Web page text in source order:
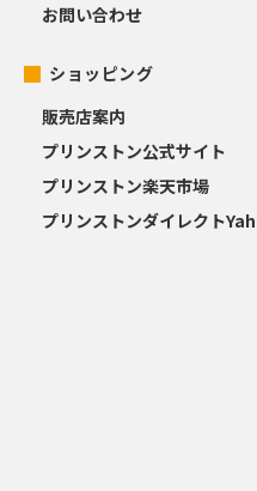
お問い合わせ
ショッピング
販売店案内
プリンストン公式サイト
プリンストン楽天市場
プリンストンダイレクト